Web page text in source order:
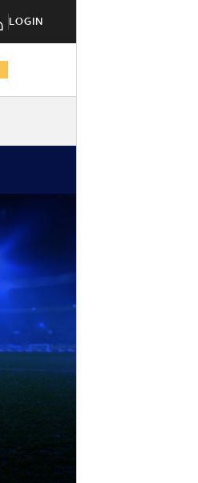
LOGIN